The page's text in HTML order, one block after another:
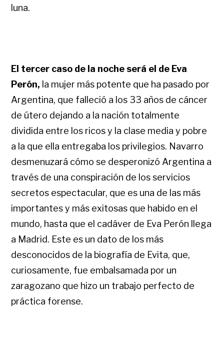
luna.
El tercer caso de la noche será el de Eva
Perón, la mujer más potente que ha pasado por
Argentina, que falleció a los 33 años de cáncer
de útero dejando a la nación totalmente
dividida entre los ricos y la clase media y pobre
a la que ella entregaba los privilegios. Navarro
desmenuzará cómo se desperonizó Argentina a
través de una conspiración de los servicios
secretos espectacular, que es una de las más
importantes y más exitosas que habido en el
mundo, hasta que el cadáver de Eva Perón llega
a Madrid. Este es un dato de los más
desconocidos de la biografía de Evita, que,
curiosamente, fue embalsamada por un
zaragozano que hizo un trabajo perfecto de
práctica forense.